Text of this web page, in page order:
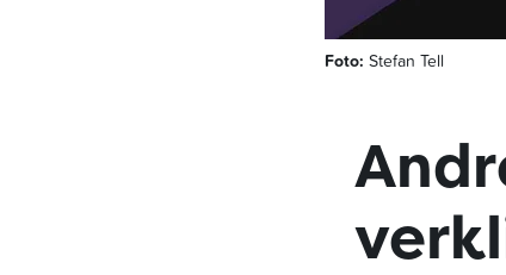
Foto: Stefan Tell